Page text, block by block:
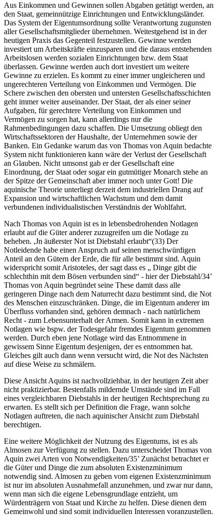
Aus Einkommen und Gewinnen sollen Abgaben getätigt werden, an
den Staat, gemeinnützige Einrichtungen und Entwicklungsländer.
Das System der Eigentumsordnung sollte Verantwortung zugunsten
aller Gesellschaftsmitglieder übernehmen. Weitestgehend ist in der
heutigen Praxis das Gegenteil festzustellen. Gewinne werden
investiert um Arbeitskräfte einzusparen und die daraus entstehenden
Arbeitslosen werden sozialen Einrichtungen bzw. dem Staat
überlassen. Gewinne werden auch dort investiert um weitere
Gewinne zu erzielen. Es kommt zu einer immer ungleicheren und
ungerechteren Verteilung von Einkommen und Vermögen. Die
Schere zwischen den obersten und untersten Gesellschaftsschichten
geht immer weiter auseinander. Der Staat, der als einer seiner
Aufgaben, für gerechtere Verteilung von Einkommen und
Vermögen zu sorgen hat, kann allerdings nur die
Rahmenbedingungen dazu schaffen. Die Umsetzung obliegt den
Wirtschaftssektoren der Haushalte, der Unternehmen sowie der
Banken. Ein Gedanke warum das von Thomas von Aquin bedachte
System nicht funktionieren kann wäre der Verlust der Gesellschaft
an Glauben. Nicht umsonst gab er der Gesellschaft eine
Einordnung, der Staat oder sogar ein gutmütiger Monarch stehe an
der Spitze der Gemeinschaft aber immer noch unter Gott! Die
aquinische Theorie unterliegt derzeit dem industriellen Drang auf
Expansion und wirtschaftlichen Wachstum und dem damit
verbundenen individualistischen Verständnis der Wohlfahrt.
Nach Thomas von Aquin ist es in lebensbedrohenden Notlagen
erlaubt auf die Güter anderer zuzugreifen um die Notlage zu
beheben. ,Jn äußerster Not ist Diebstahl erlaubt“(33) Der
Notleidende habe einen Anspruch auf seinen menschwürdigen
Anteil an den Gütern der Erde, die für alle bestimmt sind. Aquin
widerspricht somit Aristoteles, der sagt dass es „ Dinge gibt die
schlechthin mit dem Bösen verbunden sind“ - hier der Diebstahl/34’
Thomas von Aquin begründet seine These damit dass alle
geringeren Dinge nach dem Naturrecht dazu bestimmt sind, die Not
des Menschen einzuschränken. Dinge, die im Eigentum anderer im
Überfluss vorhanden sind, gehören demnach - nach natürlichem
Recht - zum Lebensunterhalt der Armen. Somit kann in extremen
Notlagen wie bspw. der Todesgefahr fremdes Eigentum genommen
werden. Durch eben jene Notlage wird das Entnommene in
gewissem Sinne Eigentum desjenigen, der es entnommen hat.
Gleiches gilt auch dann wenn versucht wird, die Not des Nächsten
auf diese Weise zu schmälern.
Diese Ansicht Aquins ist nachvollziehbar, in der heutigen Zeit aber
nicht praktizierbar. Bestenfalls mildernde Umstände sind im Fall
eines vergleichbaren Diebstahls in der heutigen Rechtsprechung zu
erwarten. Es stellt sich per Definition die Frage, wann solche
Notlagen auftreten, die nach aquinischer Ansicht zum Diebstahl
berechtigen.
Eine weitere Möglichkeit der Nutzung des Eigentums, ist es als
Almosen zur Verfügung zu stellen. Dazu unterscheidet Thomas von
Aquin zwei Arten von Notwendigkeiten/35’ Zunächst betrachtet er
die Güter und Dinge die zum absoluten Existenzminimum
notwendig sind. Almosen zu geben vom eigenen Existenzminimum
ist nur im absoluten Ausnahmefall anzunehmen, und zwar nur dann,
wenn man sich die eigene Lebensgrundlage entzieht, um
Würdenträgern von Staat und Kirche zu helfen. Diese dienen dem
Gemeinwohl und sind somit individuellen Interessen voranzustellen.